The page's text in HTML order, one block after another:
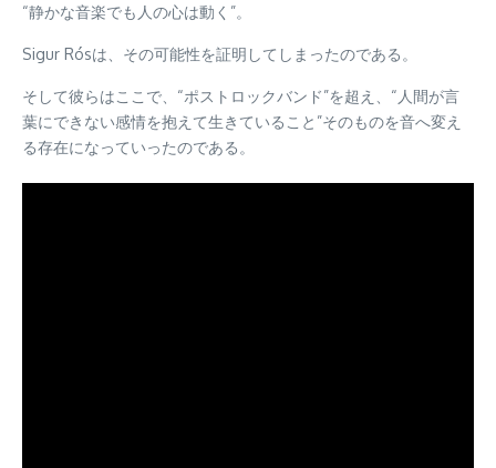
“静かな音楽でも人の心は動く”。
Sigur Rósは、その可能性を証明してしまったのである。
そして彼らはここで、“ポストロックバンド”を超え、“人間が言
葉にできない感情を抱えて生きていること”そのものを音へ変え
る存在になっていったのである。